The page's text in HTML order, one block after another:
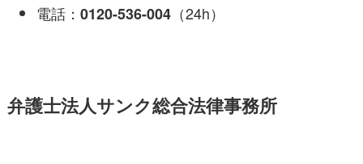
電話： 0120-536-004（24h）
弁護士法人サンク総合法律事務所